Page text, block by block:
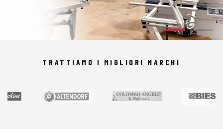
TRATTIAMO I MIGLIORI MARCHI